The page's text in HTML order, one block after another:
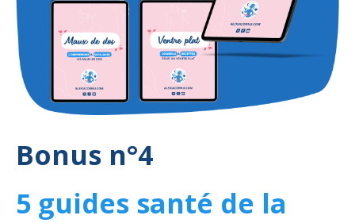
Bonus n°4
5 guides santé de la